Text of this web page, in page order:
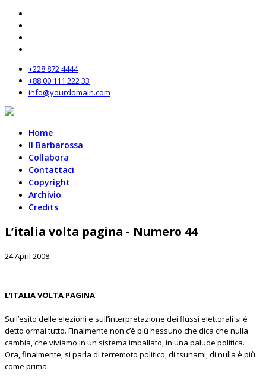
+228 872 4444
+88 00 111 222 33
info@yourdomain.com
Home
Il Barbarossa
Collabora
Contattaci
Copyright
Archivio
Credits
L’italia volta pagina - Numero 44
24 April 2008
L’ITALIA VOLTA PAGINA
Sull’esito delle elezioni e sull’interpretazione dei flussi elettorali si è
detto ormai tutto. Finalmente non c’è più nessuno che dica che nulla
cambia, che viviamo in un sistema imballato, in una palude politica.
Ora, finalmente, si parla di terremoto politico, di tsunami, di nulla è più
come prima.